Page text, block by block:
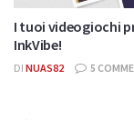
I tuoi videogiochi
InkVibe!
DI NUAS82 5